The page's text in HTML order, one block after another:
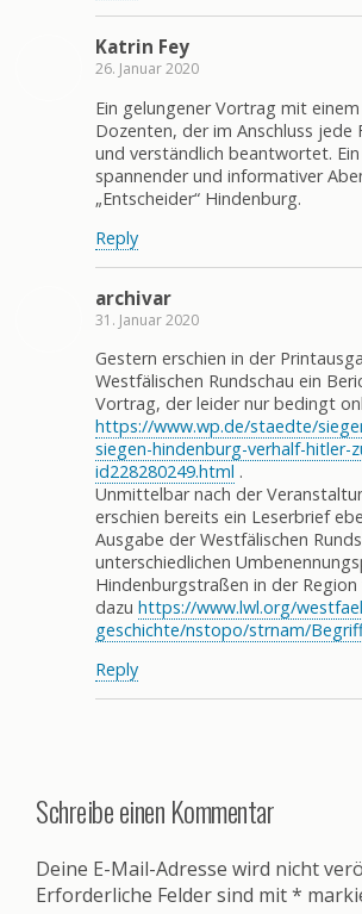
Katrin Fey
26. Januar 2020
Ein gelungener Vortrag mit
Dozenten, der im Anschluss jede
und verständlich beantwortet. Ein
spannender und informativer
„Entscheider“ Hindenburg.
Reply
archivar
31. Januar 2020
Gestern erschien in der
Westfälischen Rundschau ein
Vortrag, der leider nur bedingt
https://www.wp.de/staedte/
siegen-hindenburg-verhalf-hitler-
id228280249.html .
Unmittelbar nach der
erschien bereits ein Leserbrief
Ausgabe der Westfälischen
unterschiedlichen
Hindenburgstraßen in der
dazu https://www.lwl.org/
geschichte/nstopo/strnam/
Reply
Schreibe einen Kommentar
Deine E-Mail-Adresse wird nicht
Erforderliche Felder sind mit*